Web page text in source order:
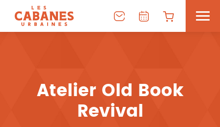
Atelier Old Book
Revival